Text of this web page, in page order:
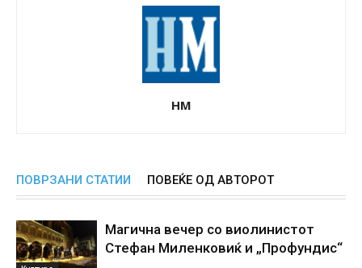
НМ
ПОВРЗАНИ СТАТИИ ПОВЕЌЕ ОД АВТОРОТ
Магична вечер со виолинистот
Стефан Миленковиќ и „Профундис“